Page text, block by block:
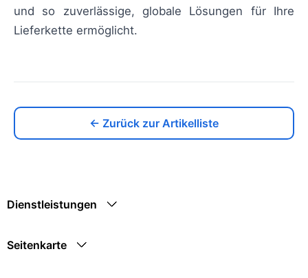
und so zuverlässige, globale Lösungen für Ihre
Lieferkette ermöglicht.
← Zurück zur Artikelliste
Dienstleistungen
Seitenkarte